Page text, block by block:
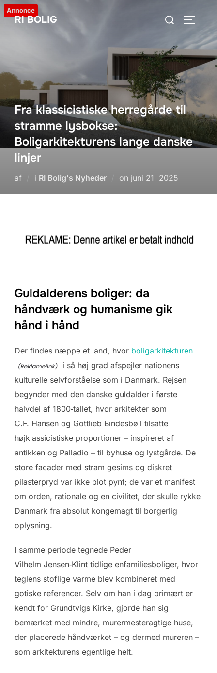
Videre
til
RI BOLIG
Søg
Annonce
Fra klassicistiske herregårde til
stramme lysbokse:
Boligarkitekturens lange danske
linjer
af i RI Bolig's Nyheder on Udgivet
juni 21, 2025
Guldalderens boliger: da
håndværk og humanisme gik
hånd i hånd
Der findes næppe et land, hvor boligarkitekturen
i så høj grad afspejler nationens
kulturelle selvforståelse som i Danmark. Rejsen
begynder med den danske guldalder i første
halvdel af 1800‑tallet, hvor arkitekter som
C.F. Hansen og Gottlieb Bindesbøll tilsatte
højklassicistiske proportioner – inspireret af
antikken og Palladio – til byhuse og lystgårde. De
store facader med stram gesims og diskret
pilaster­pryd var ikke blot pynt; de var et manifest
om orden, rationale og en civilitet, der skulle rykke
Danmark fra absolut kongemagt til borgerlig
oplysning.
I samme periode tegnede Peder
Vilhelm Jensen‑Klint tidlige enfamilies­boliger, hvor
teglens stoflige varme blev kombineret med
gotiske referencer. Selv om han i dag primært er
kendt for Grundtvigs Kirke, gjorde han sig
bemærket med mindre, murermester­agtige huse,
der placerede håndværket – og dermed mureren –
som arkitekturens egentlige helt.